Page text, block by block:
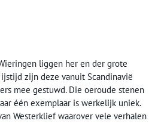
liggen her en der grote
zijn deze vanuit Scandinavië
mee gestuwd. Die oeroude stenen
één exemplaar is werkelijk uniek.
Westerklief waarover vele verhalen